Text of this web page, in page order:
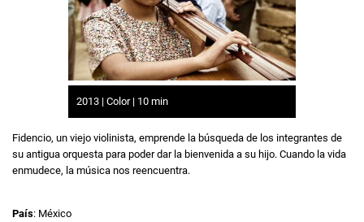
2013 | Color | 10 min
Fidencio, un viejo violinista, emprende la búsqueda de los integrantes de
su antigua orquesta para poder dar la bienvenida a su hijo. Cuando la vida
enmudece, la música nos reencuentra.
País: México